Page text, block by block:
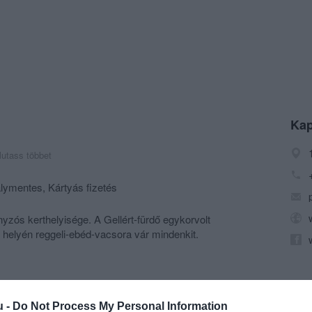
- Do Not Process My Personal Information
többet
Kártyás fizetés
kerthelyisége. A Gellért-fürdő egykorvolt
reggeli-ebéd-vacsora vár mindenkit.